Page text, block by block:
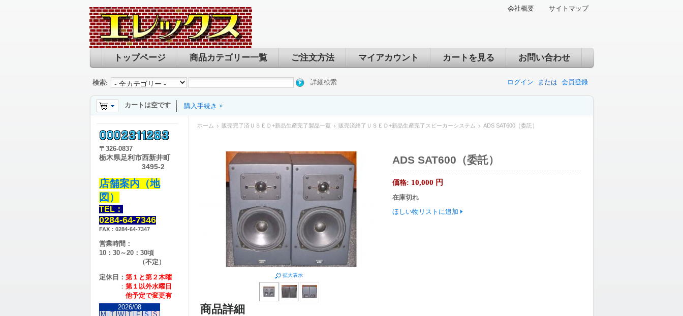
会社概要 サイトマップ
トップページ 商品カテゴリー一覧 ご注文方法 マイアカウント カートを見る お問い合わせ
ログイン または 会員登録
検索: 詳細検索
カートは空です 購入手続き
ホーム 販売完了済ＵＳＥＤ+新品生産完了製品一覧 販売済終了ＵＳＥＤ+新品生産完了スピーカーシステム ADS SAT600（委託）
拡大表示
ADS SAT600（委託）
価格: 10,000 円
在庫切れ
ほしい物リストに追加
商品詳細
〒 326-0837
栃木県足利市西新井町
3495-2
店舗案内（地
図）
TEL：
0284-64-7346
FAX：0284-64-7347
営業時間：
10：30～20：30頃
（不定）
定休日： 第１と第２木曜
： 第１以外水曜日
他予定で変更有
2026/08
M
T W T F S S